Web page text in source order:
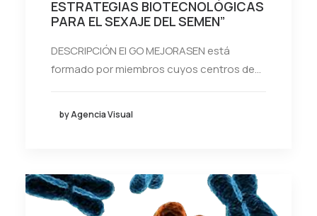
ESTRATEGIAS BIOTECNOLÓGICAS
PARA EL SEXAJE DEL SEMEN”
DESCRIPCIÓN El GO MEJORASEN está
formado por miembros cuyos centros de…
by Agencia Visual